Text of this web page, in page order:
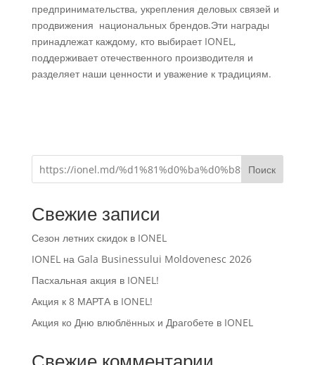
предпринимательства, укрепления деловых связей и
продвижения национальных брендов.Эти награды
принадлежат каждому, кто выбирает IONEL,
поддерживает отечественного производителя и
разделяет наши ценности и уважение к традициям.
Поиск
Свежие записи
Сезон летних скидок в IONEL
IONEL на Gala Businessului Moldovenesc 2026
Пасхальная акция в IONEL!
Акция к 8 МАРТА в IONEL!
Акция ко Дню влюблённых и Драгобете в IONEL